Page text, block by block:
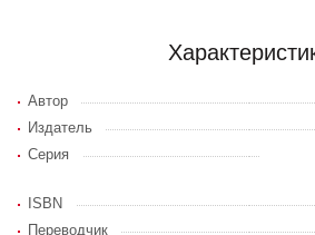
Автор
Издатель
Серия
ISBN
Переводчик